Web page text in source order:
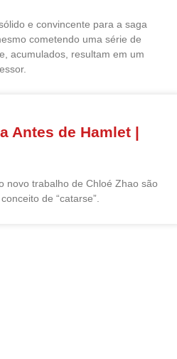
e convincente para a saga
cometendo uma série de
acumulados, resultam em um
Antes de Hamlet |
novo trabalho de Chloé Zhao são
de “catarse”.